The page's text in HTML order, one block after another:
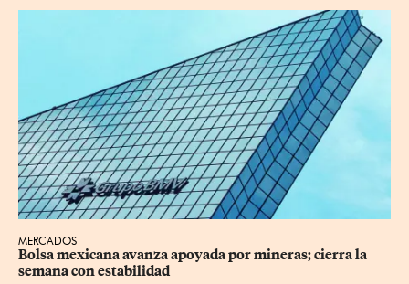
MERCADOS
Bolsa mexicana avanza apoyada por mineras; cierra la
semana con estabilidad